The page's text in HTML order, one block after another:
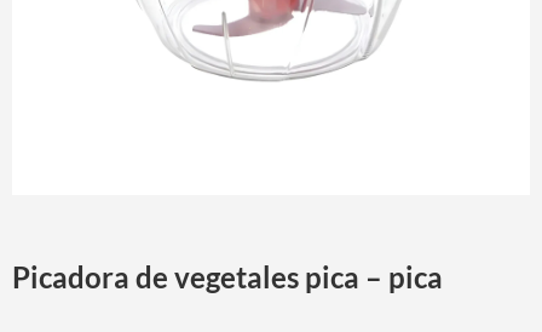
Picadora de vegetales pica – pica